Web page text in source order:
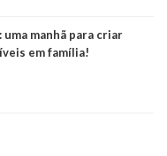
uma manhã para criar
em família!